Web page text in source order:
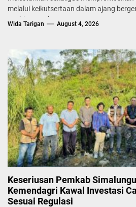
melalui keikutsertaan dalam ajang
Fashion Week...
Wida Tarigan August 4, 2026
Keseriusan Pemkab
Kemendagri Kawal Investasi
Sesuai Regulasi